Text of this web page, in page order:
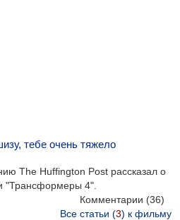
тебе очень тяжело
The Huffington Post рассказал о
"Трансформеры 4".
Комментарии (36)
Все статьи (3) к фильму